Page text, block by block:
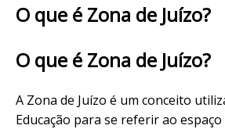
O que é Zona de Juízo?
O que é Zona de Juízo?
A Zona de Juízo é um conceito
Educação para se referir ao